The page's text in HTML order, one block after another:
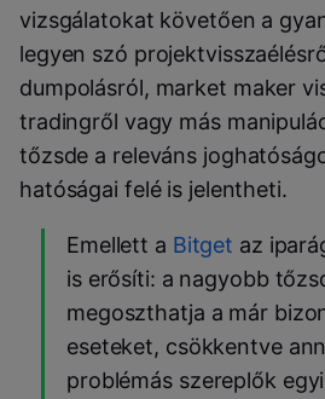
vizsgálatokat követően a
legyen szó
dumpolásról, market maker
tradingről vagy más
tőzsde a releváns
hatóságai felé is jelentheti.
Emellett a Bitget az
is erősíti: a nagyobb
megoszthatja a már
eseteket, csökkentve
problémás szereplők